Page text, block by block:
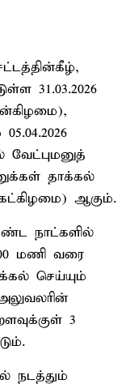
31.03.2026
வேட்புமனுத்
தாக்கல்
ஆகும்.
நாட்களில்
மணி வரை
செய்யும்
3
நடத்தும்